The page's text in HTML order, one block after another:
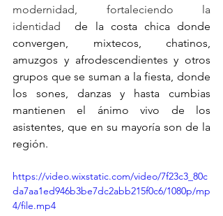
modernidad, fortaleciendo la
identidad de la costa chica donde
convergen, mixtecos, chatinos,
amuzgos y afrodescendientes y otros
grupos que se suman a la fiesta, donde
los sones, danzas y hasta cumbias
mantienen el ánimo vivo de los
asistentes, que en su mayoría son de la
región.
https://video.wixstatic.com/video/7f23c3_80c
da7aa1ed946b3be7dc2abb215f0c6/1080p/mp
4/file.mp4